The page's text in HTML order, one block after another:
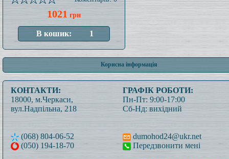
1021 грн
Корисна інформація
КОНТАКТИ:
18000, м.Черкаси,
вул.Надпільна, 218
(068) 804-06-52
(050) 194-18-70
ГРАФІК РОБОТИ:
Пн-Пт: 9:00-17:00
Сб-Нд: вихідний
dumohod24@ukr.net
Передзвонити мені